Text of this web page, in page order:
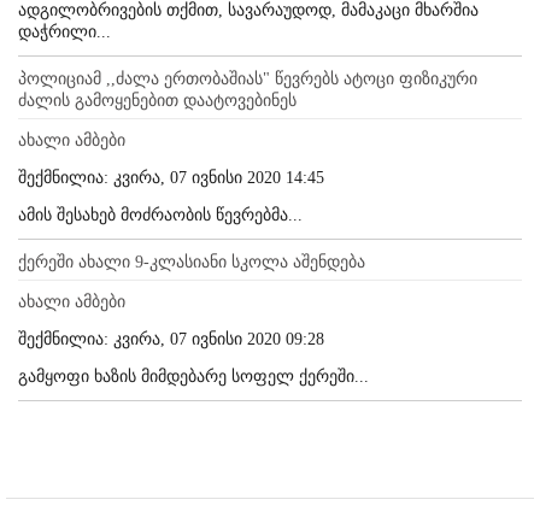
ადგილობრივების თქმით, სავარაუდოდ, მამაკაცი მხარშია
დაჭრილი...
პოლიციამ ,,ძალა ერთობაშიას" წევრებს ატოცი ფიზიკური
ძალის გამოყენებით დაატოვებინეს
ახალი ამბები
შექმნილია: კვირა, 07 ივნისი 2020 14:45
ამის შესახებ მოძრაობის წევრებმა...
ქერეში ახალი 9-კლასიანი სკოლა აშენდება
ახალი ამბები
შექმნილია: კვირა, 07 ივნისი 2020 09:28
გამყოფი ხაზის მიმდებარე სოფელ ქერეში...